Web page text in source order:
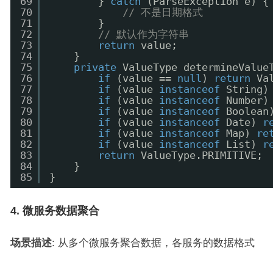
70
71
72
73
74
75
76
77
78
79
80
81
82
83
84
85
// 不是日期格式
}
// 默认作为字符串
return
value;
}
private ValueType
if
(value == null ) return
if
(value instanceof
if
(value instanceof
if
(value instanceof
if
(value instanceof Date)
if
(value instanceof Map)
if
(value instanceof List)
return ValueType.PRIMITIVE;
}
}
4. 微服务数据聚合
场景描述: 从多个微服务聚合数据，各服务的数据格式